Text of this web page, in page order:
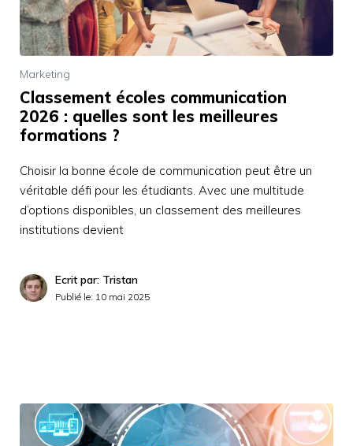
Marketing
Classement écoles communication
2026 : quelles sont les meilleures
formations ?
Choisir la bonne école de communication peut être un
véritable défi pour les étudiants. Avec une multitude
d’options disponibles, un classement des meilleures
institutions devient
Ecrit par: Tristan
Publié le: 10 mai 2025